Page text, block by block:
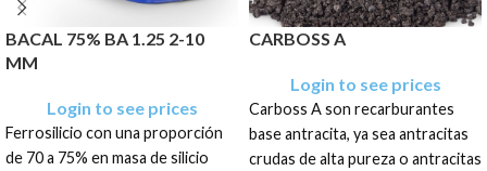
BACAL 75% BA 1.25 2-10
MM
Login to see prices
Ferrosilicio con una proporción
de 70 a 75% en masa de silicio
CARBOSS A
Login to see prices
Carboss A son recarburantes
base antracita, ya sea antracitas
crudas de alta pureza o antracitas